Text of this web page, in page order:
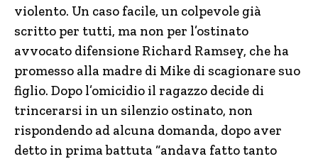
violento. Un caso facile, un colpevole già
scritto per tutti, ma non per l’ostinato
avvocato difensione Richard Ramsey, che ha
promesso alla madre di Mike di scagionare suo
figlio. Dopo l’omicidio il ragazzo decide di
trincerarsi in un silenzio ostinato, non
rispondendo ad alcuna domanda, dopo aver
detto in prima battuta “andava fatto tanto